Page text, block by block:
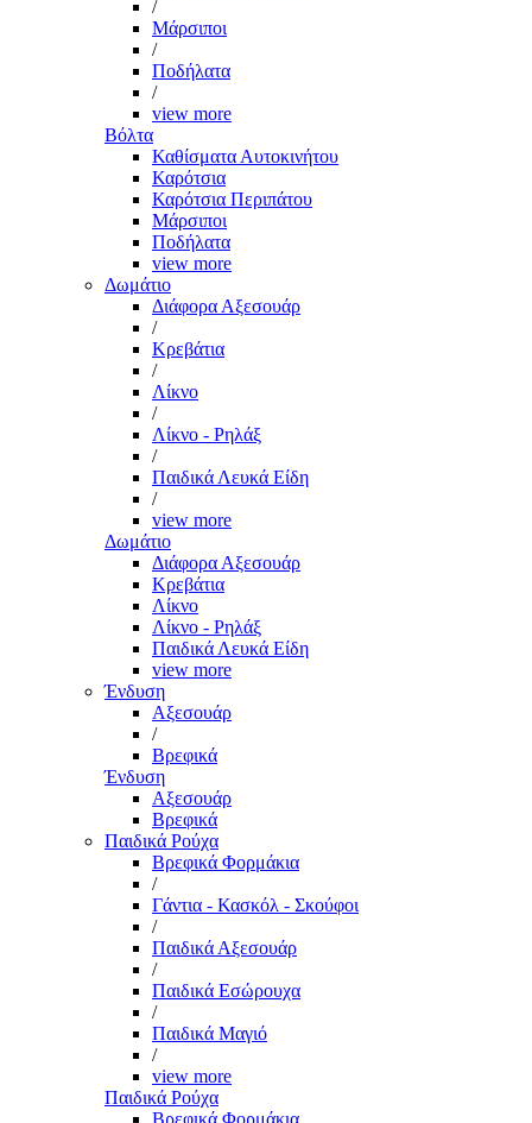
/
Μάρσιποι
/
Ποδήλατα
/
view more
Βόλτα
Καθίσματα Αυτοκινήτου
Καρότσια
Καρότσια Περιπάτου
Μάρσιποι
Ποδήλατα
view more
Δωμάτιο
Διάφορα Αξεσουάρ
/
Κρεβάτια
/
Λίκνο
/
Λίκνο - Ρηλάξ
/
Παιδικά Λευκά Είδη
/
view more
Δωμάτιο
Διάφορα Αξεσουάρ
Κρεβάτια
Λίκνο
Λίκνο - Ρηλάξ
Παιδικά Λευκά Είδη
view more
Ένδυση
Αξεσουάρ
/
Βρεφικά
Ένδυση
Αξεσουάρ
Βρεφικά
Παιδικά Ρούχα
Βρεφικά Φορμάκια
/
Γάντια - Κασκόλ - Σκούφοι
/
Παιδικά Αξεσουάρ
/
Παιδικά Εσώρουχα
/
Παιδικά Μαγιό
/
view more
Παιδικά Ρούχα
Βρεφικά Φορμάκια